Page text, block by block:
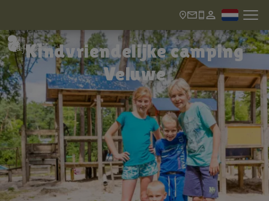
Kindvriendelijke camping
Veluwe